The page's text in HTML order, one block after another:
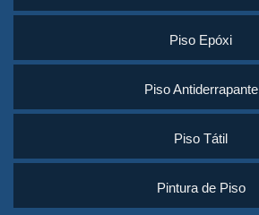
Piso Epóxi
Piso Antiderrapante
Piso Tátil
Pintura de Piso